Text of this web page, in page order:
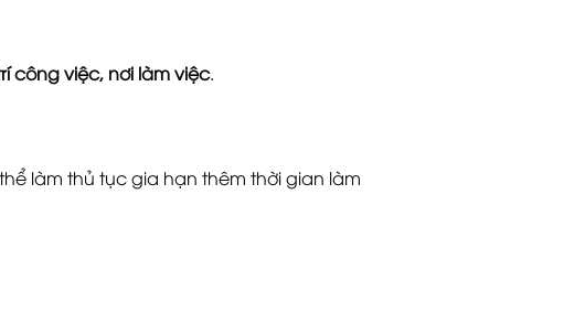
công việc, nơi làm việc.
làm thủ tục gia hạn thêm thời gian làm